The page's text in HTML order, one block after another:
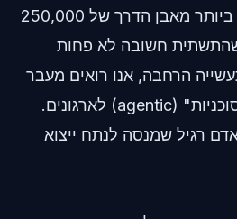
אחת התובנות הברורות ביותר מאבן הדרך של 250,000
חשובה לא פחות
הרחבה, אנו רואים מעבר
מסיבי לעבר תשתיות "סוכניות" (agentic) לארגונים.
רגיל שמנסה לנתח ייצוא